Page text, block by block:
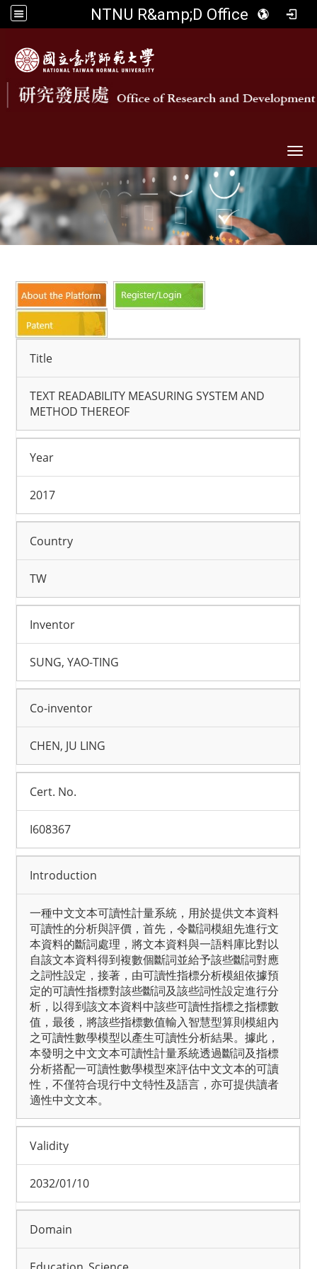
NTNU R&amp;D Office
Title
TEXT READABILITY MEASURING SYSTEM AND
METHOD THEREOF
Year
2017
Country
TW
Inventor
SUNG, YAO-TING
Co-inventor
CHEN, JU LING
Cert. No.
I608367
Introduction
一種中文文本可讀性計量系統，用於提供文本資料
可讀性的分析與評價，首先，令斷詞模組先進行文
本資料的斷詞處理，將文本資料與一語料庫比對以
自該文本資料得到複數個斷詞並給予該些斷詞對應
之詞性設定，接著，由可讀性指標分析模組依據預
定的可讀性指標對該些斷詞及該些詞性設定進行分
析，以得到該文本資料中該些可讀性指標之指標數
值，最後，將該些指標數值輸入智慧型算則模組內
之可讀性數學模型以產生可讀性分析結果。據此，
本發明之中文文本可讀性計量系統透過斷詞及指標
分析搭配一可讀性數學模型來評估中文文本的可讀
性，不僅符合現行中文特性及語言，亦可提供讀者
適性中文文本。
Validity
2032/01/10
Domain